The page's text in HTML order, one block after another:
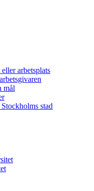
arbetsplats
mål
stad